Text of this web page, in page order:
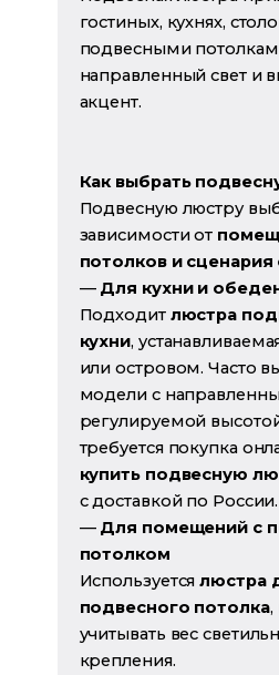
гостиных, кухнях,
подвесными
направленный свет и
акцент.
Как выбрать
Подвесную люстру
зависимости от
потолков и
— Для кухни и
Подходит люстра
кухни,
или островом. Часто
модели с
регулируемой
требуется покупка
купить подвесную
с доставкой по России.
— Для помещений с
потолком
Используетсялюстра
подвесного потолка,
учитывать вес
крепления.